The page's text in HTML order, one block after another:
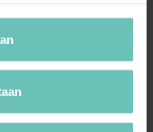
2023,